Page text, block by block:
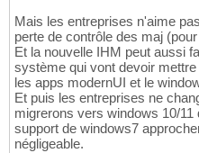
Mais les entreprises n'aime
perte de contrôle des maj
Et la nouvelle IHM peut aussi
système qui vont devoir
les apps modernUI et le
Et puis les entreprises ne
migrerons vers windows 10/
support de windows7
négligeable.